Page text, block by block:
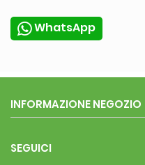
WhatsApp
INFORMAZIONE NEGOZIO
SEGUICI